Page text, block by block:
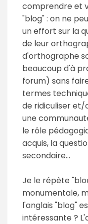
comprendre et
"blog" : on ne
un effort sur la
de leur
d'orthographe
beaucoup d'à
forum) sans
termes
de ridiculiser et/
une
le rôle
acquis, la
secondaire...
Je le répète
monumentale,
l'anglais "blog"
intéressante ?